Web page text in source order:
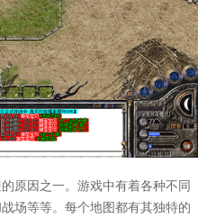
原因之一。游戏中有着各种不同
场等等。每个地图都有其独特的